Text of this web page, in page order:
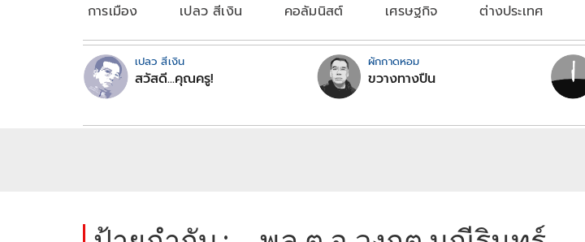
การเมือง เปลว สีเงิน คอลัมนิสต์ เศรษฐกิจ ต่างประเทศ
เปลว สีเงิน
สวัสดี...คุณครู!
ผักกาดหอม
ขวางทางปืน